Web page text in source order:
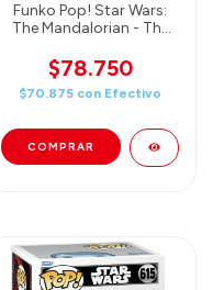
Funko Pop! Star Wars:
The Mandalorian - The
(Glow in the Dark)
$78.750
$70.875 con Efectivo